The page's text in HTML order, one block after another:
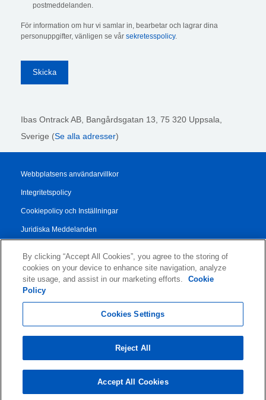
postmeddelanden.
För information om hur vi samlar in, bearbetar och lagrar dina
personuppgifter, vänligen se vår sekretesspolicy.
Ibas Ontrack AB, Bangårdsgatan 13, 75 320 Uppsala,
Sverige (Se alla adresser)
Webbplatsens användarvillkor
Integritetspolicy
Cookiepolicy och Inställningar
Juridiska Meddelanden
Allmänna Försäljningsvillkor
Authorised Partner Agreement
By clicking “Accept All Cookies”, you agree to the storing of
cookies on your device to enhance site navigation, analyze
site usage, and assist in our marketing efforts.
Cookie
Policy
Cookies Settings
Reject All
Accept All Cookies